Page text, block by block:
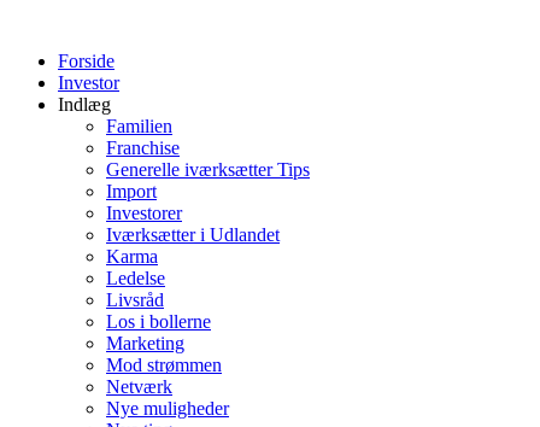
indholdForside
Investor
Indlæg
Familien
Franchise
Generelle iværksætter Tips
Import
Investorer
Iværksætter i Udlandet
Karma
Ledelse
Livsråd
Los i bollerne
Marketing
Mod strømmen
Netværk
Nye muligheder